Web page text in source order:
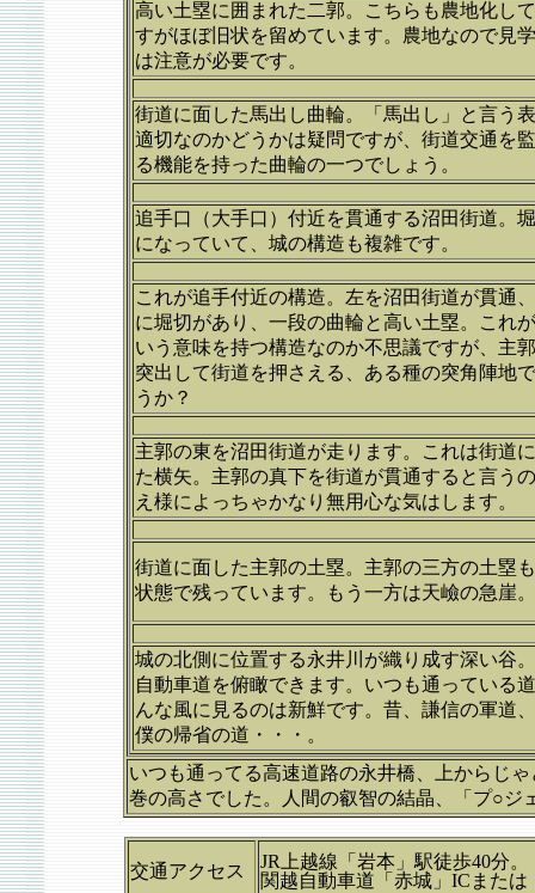
高い土塁に囲まれた二郭。こちらも農地化し
すがほぼ旧状を留めています。農地なので見
は注意が必要です。
街道に面した馬出し曲輪。「馬出し」と言う
適切なのかどうかは疑問ですが、街道交通を
る機能を持った曲輪の一つでしょう。
追手口（大手口）付近を貫通する沼田街道。
になっていて、城の構造も複雑です。
これが追手付近の構造。左を沼田街道が貫通
に堀切があり、一段の曲輪と高い土塁。これ
いう意味を持つ構造なのか不思議ですが、主
突出して街道を押さえる、ある種の突角陣地
うか？
主郭の東を沼田街道が走ります。これは街道
た横矢。主郭の真下を街道が貫通すると言う
え様によっちゃかなり無用心な気はします。
街道に面した主郭の土塁。主郭の三方の土塁
状態で残っています。もう一方は天嶮の急崖。
城の北側に位置する永井川が織り成す深い谷
自動車道を俯瞰できます。いつも通っている
んな風に見るのは新鮮です。昔、謙信の軍道
僕の帰省の道・・・。
いつも通ってる高速道路の永井橋、上からじ
巻の高さでした。人間の叡智の結晶、「プ○
交通アクセス
JR上越線「岩本」駅徒歩40分。
関越自動車道「赤城」ICまた